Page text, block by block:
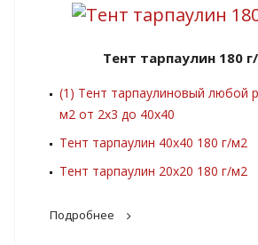
Тент тарпаулин 180
(1) Тент тарпаулиновый любой
м2 от 2х3 до 40х40
Тент тарпаулин 40х40 180 г/м2
Тент тарпаулин 20х20 180 г/м2
Подробнее